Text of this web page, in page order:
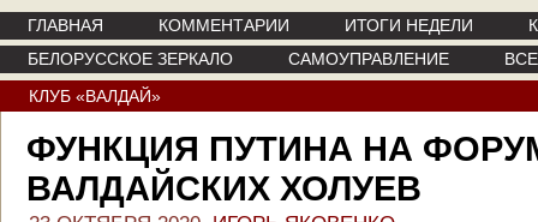
ГЛАВНАЯ КОММЕНТАРИИ ИТОГИ НЕДЕЛИ
БЕЛОРУССКОЕ ЗЕРКАЛО
САМОУПРАВЛЕНИЕ
КЛУБ «ВАЛДАЙ»
ФУНКЦИЯ ПУТИНА НА
ВАЛДАЙСКИХ ХОЛУЕВ